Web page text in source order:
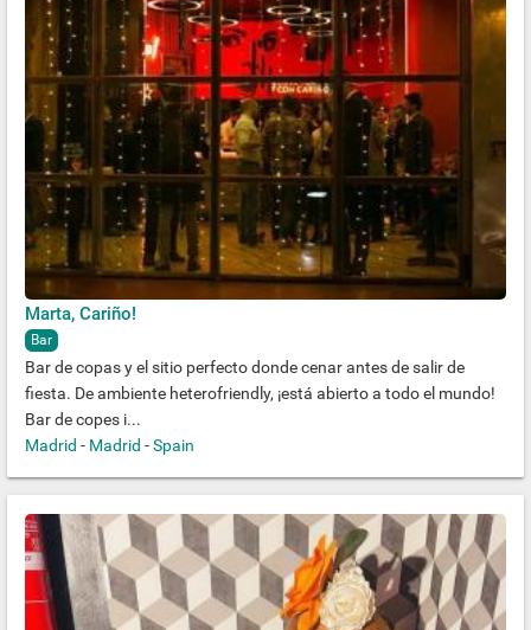
Marta, Cariño!
Bar
Bar de copas y el sitio perfecto donde cenar antes de salir de
fiesta. De ambiente heterofriendly, ¡está abierto a todo el mundo!
Bar de copes i...
Madrid - Madrid -Spain